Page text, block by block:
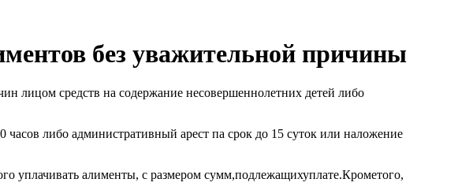
без уважительной причины
лицом средств на содержание несовершеннолетних детей либо
либо административный арест па срок до 15 суток или наложение
уплачивать алименты, с размером сумм,​подлежащих​уплате.​Кроме​того,